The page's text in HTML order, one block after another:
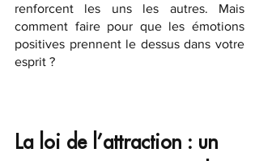
renforcent les uns les autres. Mais
comment faire pour que les émotions
positives prennent le dessus dans votre
esprit ?
La loi de l’attraction : un